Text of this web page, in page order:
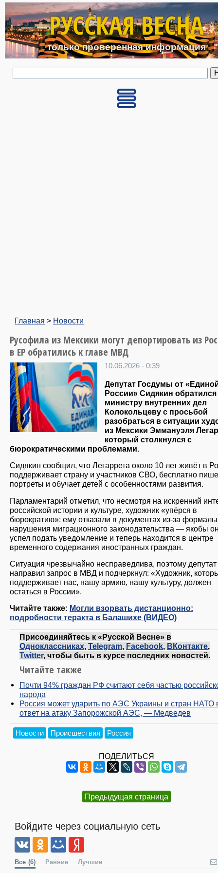
Перейти к основному
РУССКАЯ ВЕСНА
только проверенная информация
Главная > Новости
Русофила из Мексики могут депортировать из
в ЕР обратились к главе МВД
10.06.2026 - 0:39
Депутат Госдумы от
России» Сидякин обратился
министру внутренних дел
Колокольцеву с просьбой
разобраться в ситуации
из Мексики Эммануэля
который столкнулся с
бюрократическими проблемами.
Сидякин сообщил, что Легаррета около 10 лет живёт в
поддерживает страну и участников СВО, бесплатно
портреты и обучает детей с особенностями развития.
Парламентарий отметил, что несмотря на искренний
российской истории и культуре, художник «упёрся в
бюрократию»: ему отказали в документах из-за
нарушения миграционного законодательства — якобы
успел подать уведомление и теперь находится в центре
временного содержания иностранных граждан.
Ситуация чрезвычайно несправедлива, поэтому депутат
направил запрос в МВД и подчеркнул: «Художник,
поддерживает нас, нашу армию, нашу культуру, должен
остаться в России».
Читайте также: Могли взорвать дистанционно:
подробности теракта в Балашихе (ВИДЕО)
Присоединяйтесь к «Русской Весне» в
Одноклассниках, Telegram, Facebook, ВКонтакте,
Twitter, чтобы быть в курсе последних новостей.
Читайте также
Почти 94% граждан РФ считают себя частью
народа
Россия может ударить по АЭС Украины и стран НАТО
ответ на атаку Запорожской АЭС, — Медведев
Новости Происшествия Россия
ПОДЕЛИТЬСЯ
Предыдущая страница
Войдите через социальную сеть
Все (6) Ранние Лучшие